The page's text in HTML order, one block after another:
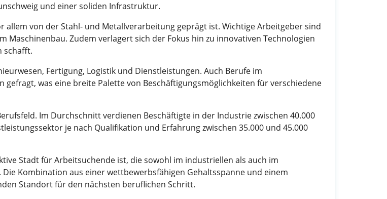
und einer soliden Infrastruktur.
von der Stahl- und Metallverarbeitung geprägt ist. Wichtige Arbeitgeber sind
Maschinenbau. Zudem verlagert sich der Fokus hin zu innovativen Technologien
schafft.
Fertigung, Logistik und Dienstleistungen. Auch Berufe im
was eine breite Palette von Beschäftigungsmöglichkeiten für verschiedene
Im Durchschnitt verdienen Beschäftigte in der Industrie zwischen 40.000
je nach Qualifikation und Erfahrung zwischen 35.000 und 45.000
Stadt für Arbeitsuchende ist, die sowohl im industriellen als auch im
Kombination aus einer wettbewerbsfähigen Gehaltsspanne und einem
Standort für den nächsten beruflichen Schritt.